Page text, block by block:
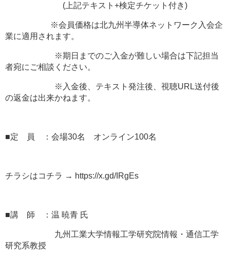
(上記テキスト+検定チケット付き)
※会員価格は北九州半導体ネットワーク入会企
業に適用されます。
※期日までのご入金が難しい場合は下記担当
者宛にご相談ください。
※入金後、テキスト発注後、視聴URL送付後
の返金は出来かねます。
■定 員 ：会場30名 オンライン100名
チラシはコチラ → https://x.gd/IRgEs
■講 師 ：温 暁青 氏
九州工業大学情報工学研究院情報・通信工学
研究系教授